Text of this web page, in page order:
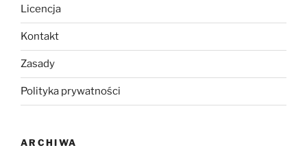
Licencja
Kontakt
Zasady
Polityka prywatności
ARCHIWA